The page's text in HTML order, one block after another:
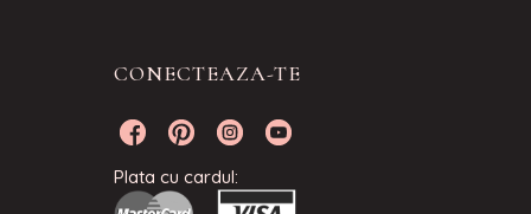
CONECTEAZA-TE
Plata cu cardul: